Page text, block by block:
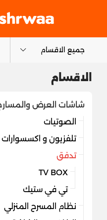
جميع الاقسام
الاقسام
شاشات العرض
الصوتيات
تلفزيون و اكسسوارات
تدفق
TV BOX
تي في ستيك
نظام المسرح المنزلي